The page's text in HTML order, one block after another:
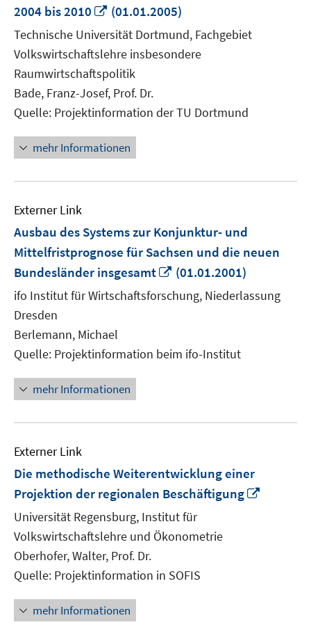
2004 bis 2010
In
neuem
Fenster
öffnen
(01.01.2005)
Technische Universität Dortmund, Fachgebiet
Volkswirtschaftslehre insbesondere
Raumwirtschaftspolitik
Bade, Franz-Josef, Prof. Dr.
Quelle: Projektinformation der TU Dortmund
mehr Informationen
Externer Link
Ausbau des Systems zur Konjunktur- und
Mittelfristprognose für Sachsen und die neuen
Bundesländer insgesamt
In
neuem
Fenster
(01.01.2001)
ifo Institut für Wirtschaftsforschung, Niederlassung
Dresden
Berlemann, Michael
Quelle: Projektinformation beim ifo-Institut
mehr Informationen
Externer Link
Die methodische Weiterentwicklung einer
Projektion der regionalen Beschäftigung
Universität Regensburg, Institut für
Volkswirtschaftslehre und Ökonometrie
Oberhofer, Walter, Prof. Dr.
Quelle: Projektinformation in SOFIS
mehr Informationen